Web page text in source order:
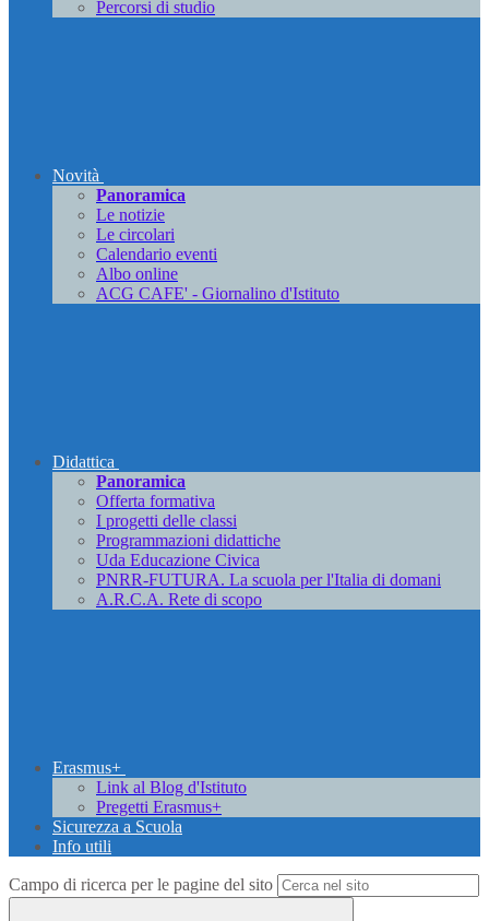
Percorsi di studio
Novità
Panoramica
Le notizie
Le circolari
Calendario eventi
Albo online
ACG CAFE' - Giornalino d'Istituto
Didattica
Panoramica
Offerta formativa
I progetti delle classi
Programmazioni didattiche
Uda Educazione Civica
PNRR-FUTURA. La scuola per l'Italia di domani
A.R.C.A. Rete di scopo
Erasmus+
Link al Blog d'Istituto
Pregetti Erasmus+
Sicurezza a Scuola
Info utili
Campo di ricerca per le pagine del sito